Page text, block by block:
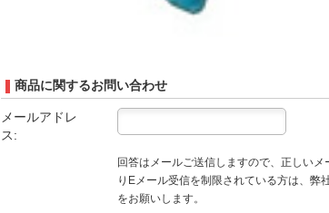
商品に関するお問い合わせ
メールアドレ
ス:
回答はメールご送信しますので、正しい
りEメール受信を制限されている方は、
をお願いします。